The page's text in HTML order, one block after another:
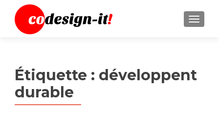
MENU
Étiquette : développent
durable